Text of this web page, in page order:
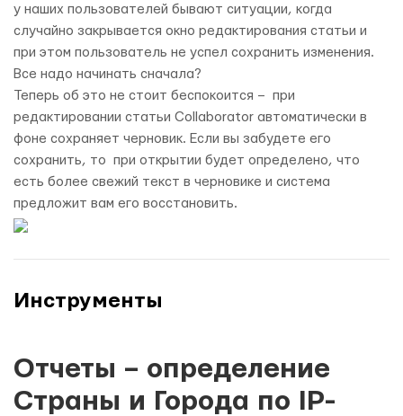
у наших пользователей бывают ситуации, когда
случайно закрывается окно редактирования статьи и
при этом пользователь не успел сохранить изменения.
Все надо начинать сначала?
Теперь об это не стоит беспокоится – при
редактировании статьи Collaborator автоматически в
фоне сохраняет черновик. Если вы забудете его
сохранить, то при открытии будет определено, что
есть более свежий текст в черновике и система
предложит вам его восстановить.
Инструменты
Отчеты – определение
Страны и Города по IP-